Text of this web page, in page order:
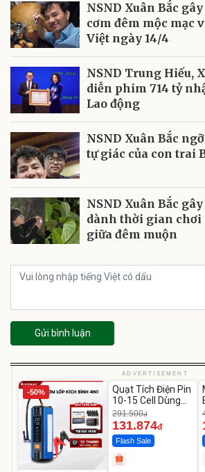
NSND Xuân Bắc
cơm đêm mộc mạc
Việt ngày 14/4
NSND Trung Hiếu,
diễn phim 714 tỷ
Lao động
NSND Xuân Bắc
tự giác của con trai
NSND Xuân Bắc
dành thời gian chơi
giữa đêm muộn
Gửi bình luận
ADVERTISEMENT
-50% -54%
Unmute
Quạt Tích Điện Pin
10-15 Cell Dùng
Liên Tục 4-8H
291.500đ
131.874đ
Flash Sale